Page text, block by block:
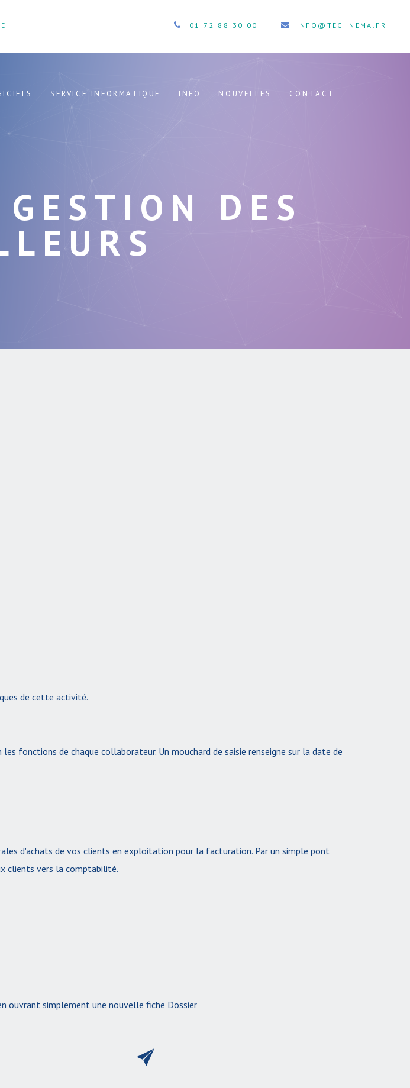
01 72 88 30 00 INFO@TECHNEMA.FR
SERVICE INFORMATIQUE INFO NOUVELLES CONTACT
DES
de cette activité.
fonctions de chaque collaborateur. Un mouchard de saisie renseigne sur la date de
d'achats de vos clients en exploitation pour la facturation. Par un simple pont
clients vers la comptabilité.
ouvrant simplement une nouvelle fiche Dossier